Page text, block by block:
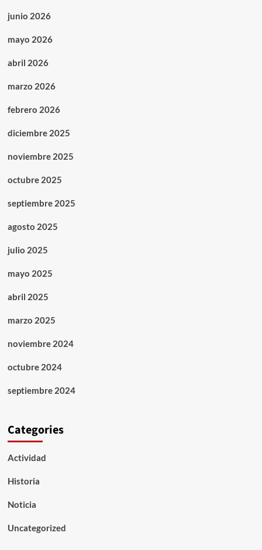
junio 2026
mayo 2026
abril 2026
marzo 2026
febrero 2026
diciembre 2025
noviembre 2025
octubre 2025
septiembre 2025
agosto 2025
julio 2025
mayo 2025
abril 2025
marzo 2025
noviembre 2024
octubre 2024
septiembre 2024
Categories
Actividad
Historia
Noticia
Uncategorized